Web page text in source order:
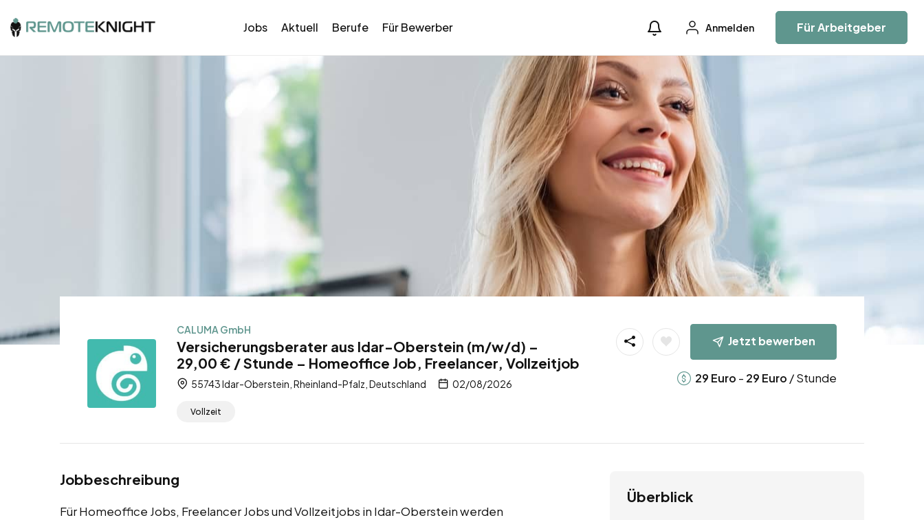
Jobs Aktuell Berufe Für Bewerber Anmelden Für Arbeitgeber
CALUMA GmbH
Versicherungsberater aus Idar-Oberstein (m/w/d) –
29,00 € / Stunde – Homeoffice Job, Freelancer, Vollzeitjob
55743 Idar-Oberstein, Rheinland-Pfalz, Deutschland 02/08/2026
Vollzeit
Jetzt bewerben
29 Euro - 29 Euro / Stunde
Jobbeschreibung
Für Homeoffice Jobs, Freelancer Jobs und Vollzeitjobs in Idar-Oberstein werden
Überblick